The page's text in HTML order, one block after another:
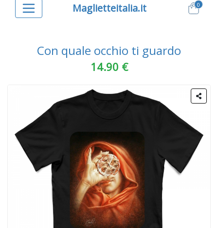
Maglietteitalia.it 0
Con quale occhio ti guardo
14.90 €